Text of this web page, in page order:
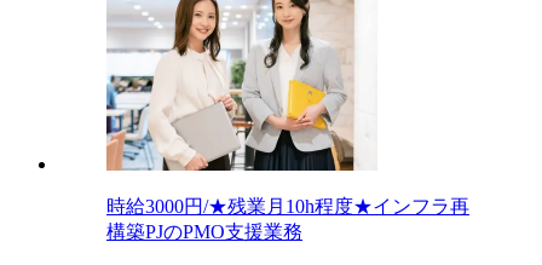
時給3000円/★残業月10h程度★インフラ再
構築PJのPMO支援業務